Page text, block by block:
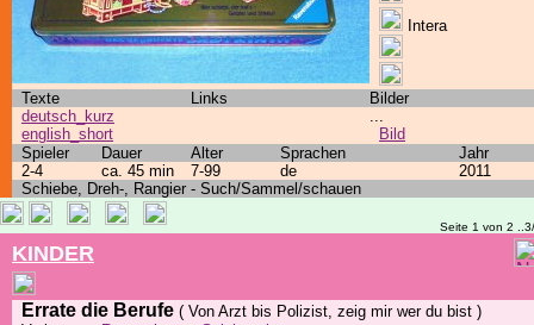
Intera
Texte Links
Bilder
deutsch_kurz
english_short
...
Bild
Spieler
Dauer Alter Sprachen
Jahr
2-4
ca. 45 min 7-99 de
2011
Schiebe, Dreh-, Rangier - Such/Sammel/schauen
Seite 1 von 2
KINDER
Errate die Berufe ( Von Arzt bis Polizist, zeig mir wer du bist )